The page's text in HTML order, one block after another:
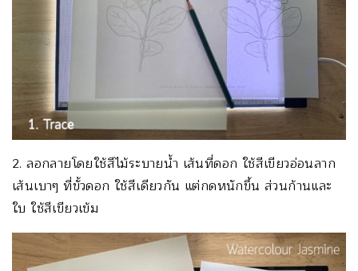
2. ลอกลายโดยใช้สีไม้ระบายน้ำ เส้นที่ดอก ใช้สีเขียวอ่อนลาก
เส้นเบาๆ ที่ขั้วดอก ใช้สีเดียวกัน แต่กดหนักขึ้น ส่วนก้านและ
ใบ ใช้สีเขียวเข้ม